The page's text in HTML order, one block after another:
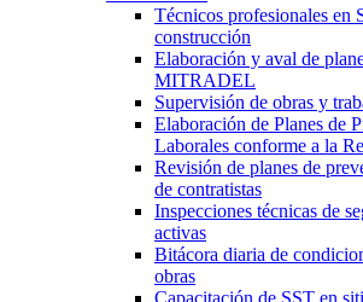
Técnicos profesionales en
construcción
Elaboración y aval de
MITRADEL
Supervisión de obras y
Elaboración de Planes de
Laborales conforme a la
Revisión de planes de
de contratistas
Inspecciones técnicas de
activas
Bitácora diaria de
obras
Capacitación de SST en